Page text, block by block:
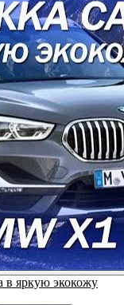
в яркую экокожу